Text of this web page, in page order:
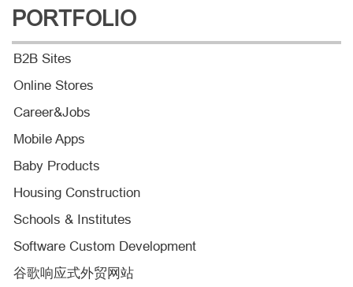
PORTFOLIO
B2B Sites
Online Stores
Career&Jobs
Mobile Apps
Baby Products
Housing Construction
Schools & Institutes
Software Custom Development
谷歌响应式外贸网站